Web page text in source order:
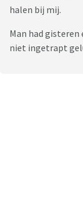
halen bij mij.
Man had gisteren
niet ingetrapt